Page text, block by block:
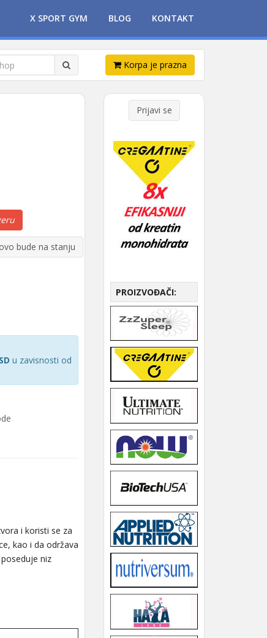
X SPORT GYM BLOG KONTAKT
Korpa je prazna
bude na stanju
u zavisnosti od
i koristi se za
kao i da održava
niz
Prijavi se
PROIZVOĐAČI: